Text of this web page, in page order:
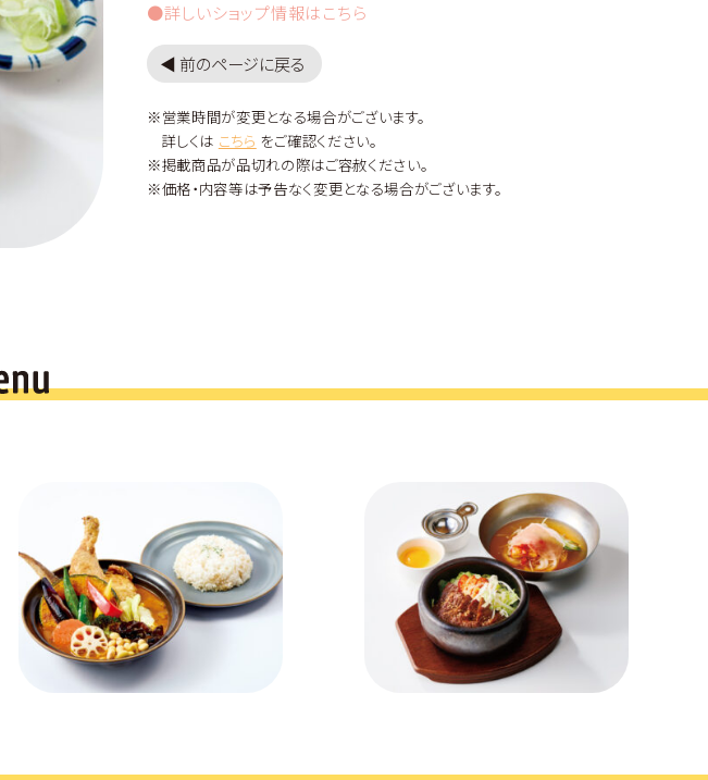
●詳しいショップ情報はこちら
◀︎ 前のページに戻る
※営業時間が変更となる場合がございます。
詳しくは こちら をご確認ください。
※掲載商品が品切れの際はご容赦ください。
※価格・内容等は予告なく変更となる場合がございます。